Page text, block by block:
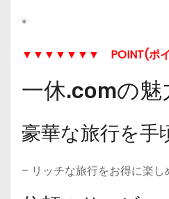
*
▼▼▼▼▼▼▼
POINT(ポ
一休.comの魅
豪華な旅行を手
– リッチな旅行をお得に楽し